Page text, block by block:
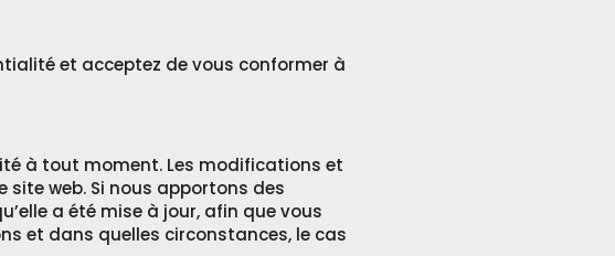
et acceptez de vous conformer à
à tout moment. Les modifications et
web. Si nous apportons des
a été mise à jour, afin que vous
et dans quelles circonstances, le cas